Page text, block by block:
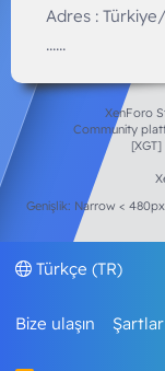
Adres :
......
XenForo
Community
Genişlik
Türkçe (TR)
Bize ulaşın